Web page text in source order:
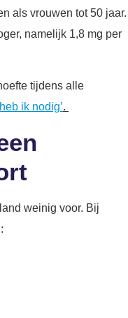
als vrouwen tot 50 jaar.
namelijk 1,8 mg per
tijdens alle
ik nodig’.
weinig voor. Bij